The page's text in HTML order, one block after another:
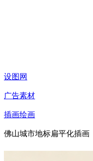
设图网
广告素材
插画绘画
佛山城市地标扁平化插画